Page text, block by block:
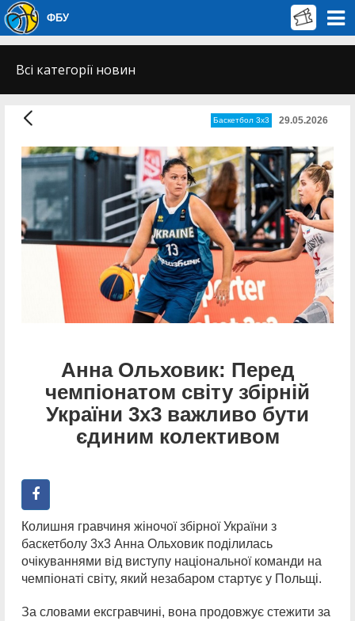
ФБУ
Всі категорії новин
Баскетбол 3х3 29.05.2026
Анна Ольховик: Перед
чемпіонатом світу збірній
України 3х3 важливо бути
єдиним колективом
Колишня гравчиня жіночої збірної України з
баскетболу 3х3 Анна Ольховик поділилась
очікуваннями від виступу національної команди на
чемпіонаті світу, який незабаром стартує у Польщі.
За словами ексгравчині, вона продовжує стежити за